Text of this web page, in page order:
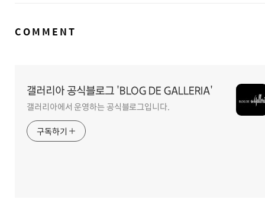
댓
COMMENT
갤러리아 공식블로그 'BLOG DE GALLERIA'
갤러리아에서 운영하는 공식블로그입니다.
구독하기